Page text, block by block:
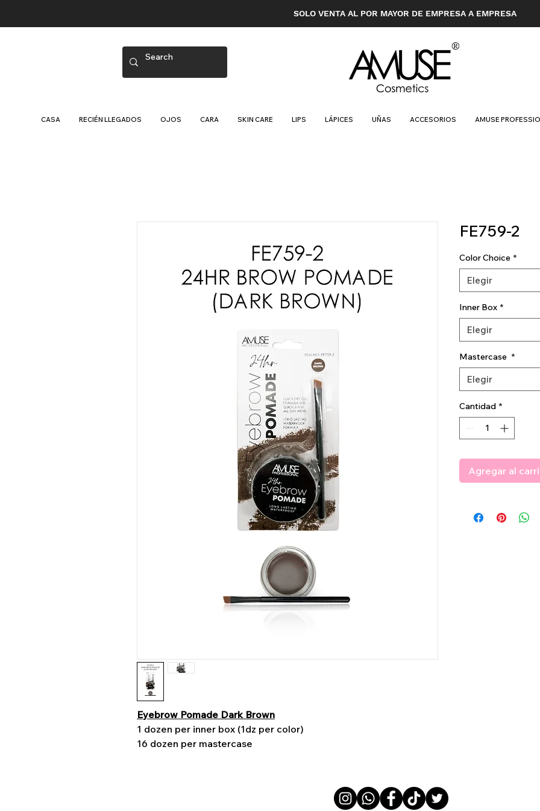
SOLO VENTA AL POR MAYOR DE EMPRESA A EMPRESA
CASA RECIÉN LLEGADOS OJOS CARA SKIN CARE LIPS LÁPICES UÑAS ACCESORIOS AMUSE
Eyebrow Pomade Dark Brown
1 dozen per inner box (1dz per color)
16 dozen per mastercase
FE759-2
Color Choice *
Elegir
Inner Box *
Elegir
Mastercase *
Elegir
Cantidad *
Agregar al